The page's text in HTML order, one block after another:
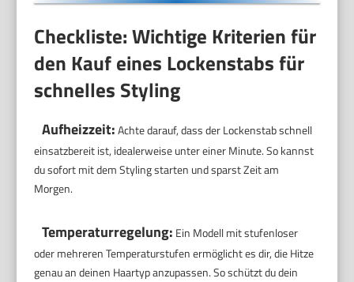
Checkliste: Wichtige Kriterien für
den Kauf eines Lockenstabs für
schnelles Styling
Aufheizzeit:Achte darauf, dass der Lockenstab schnell
einsatzbereit ist, idealerweise unter einer Minute. So kannst
du sofort mit dem Styling starten und sparst Zeit am
Morgen.
Temperaturregelung: Ein Modell mit stufenloser
oder mehreren Temperaturstufen ermöglicht es dir, die Hitze
genau an deinen Haartyp anzupassen. So schützt du dein